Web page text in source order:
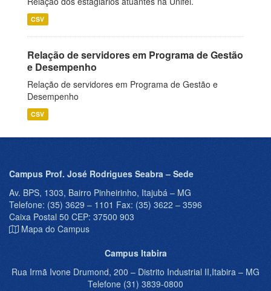
CSV
Relação de servidores em Programa de Gestão
e Desempenho
Relação de servidores em Programa de Gestão e
Desempenho
CSV
Campus Prof. José Rodrigues Seabra – Sede
Av. BPS, 1303, Bairro Pinheirinho, Itajubá – MG
Telefone: (35) 3629 – 1101 Fax: (35) 3622 – 3596
Caixa Postal 50 CEP: 37500 903
Mapa do Campus
Campus Itabira
Rua Irmã Ivone Drumond, 200 – Distrito Industrial II,Itabira – MG
Telefone (31) 3839-0800